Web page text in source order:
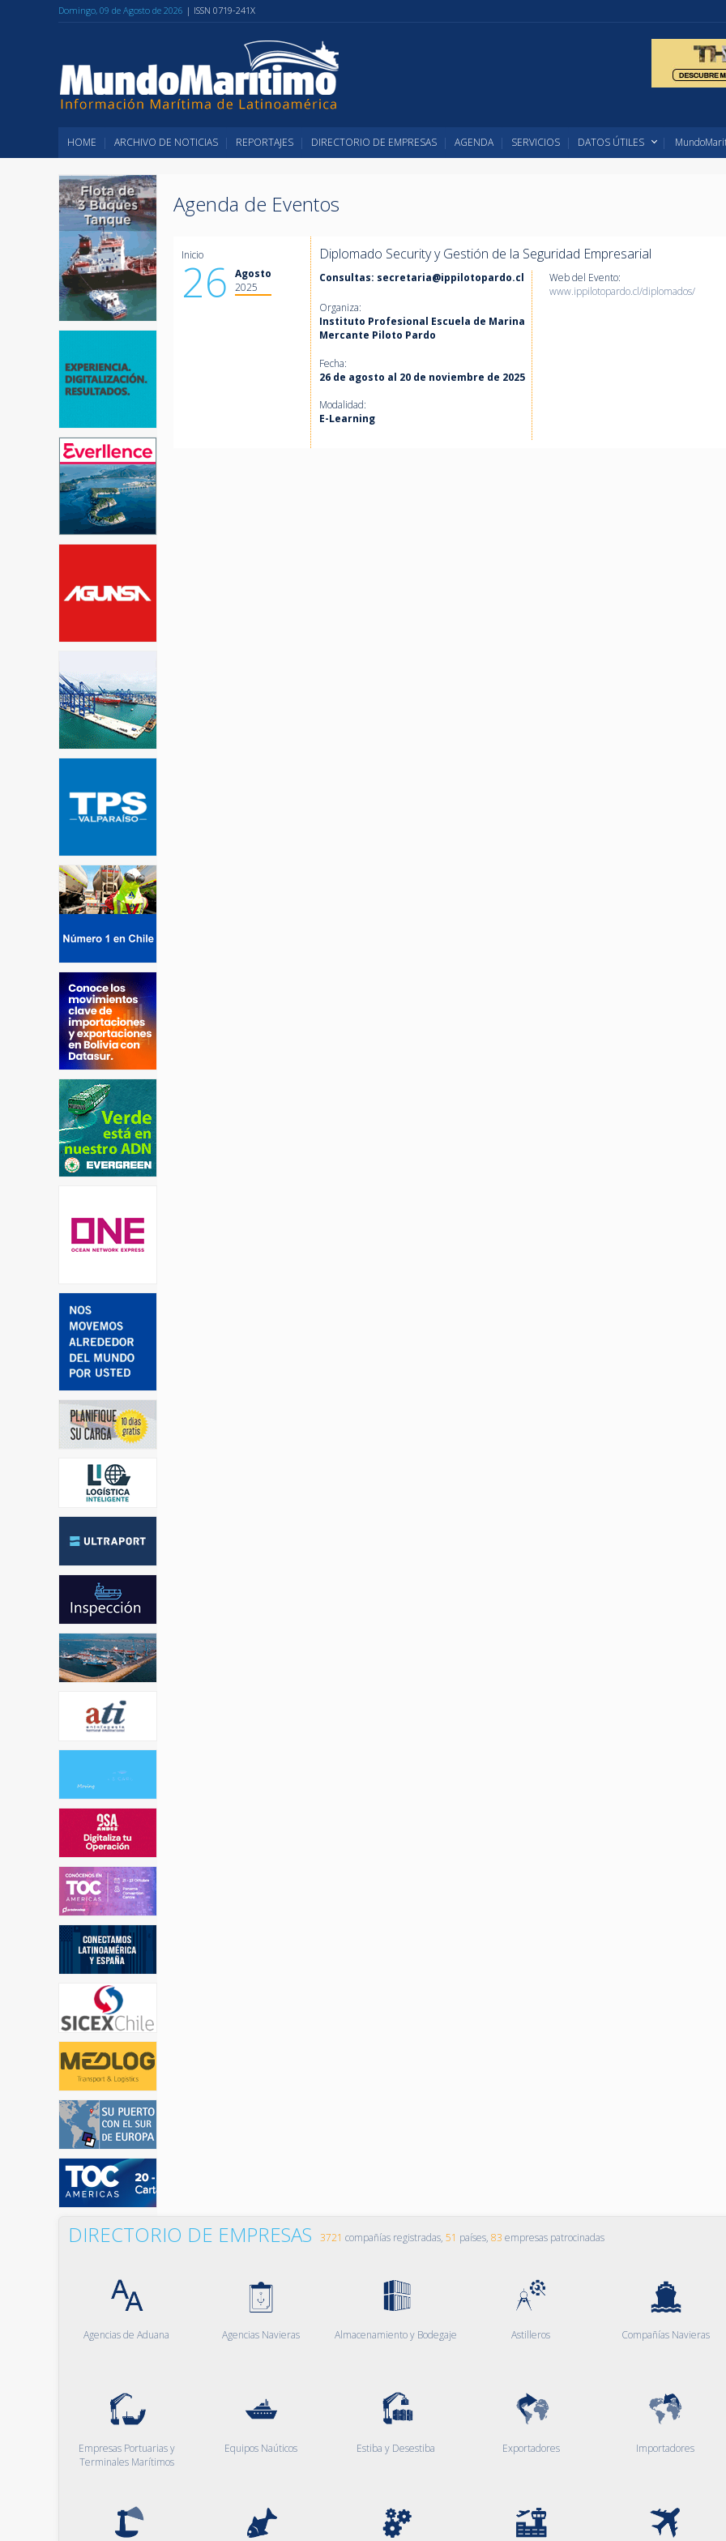
Domingo, 09 de Agosto de 2026 | ISSN 0719-241X
HOME ARCHIVO DE NOTICIAS REPORTAJES DIRECTORIO DE EMPRESAS AGENDA SERVICIOS DATOS ÚTILES
Agenda de Eventos
Inicio
26
Agosto
2025
Diplomado Security y Gestión de la Seguridad Empresarial
Consultas: secretaria@ippilotopardo.cl
Organiza:
Instituto Profesional Escuela de Marina
Mercante Piloto Pardo
Fecha:
26 de agosto al 20 de noviembre de 2025
Modalidad:
E-Learning
Web del Evento:
www.ippilotopardo.cl/diplomados/
DIRECTORIO DE EMPRESAS 3721 compañías registradas, 51 países, 83 empresas patrocinadas
Agencias de Aduana Agencias Navieras Almacenamiento y Bodegaje Astilleros Compañías Navieras
Empresas Portuarias y
Terminales Marítimos
Equipos Naúticos Estiba y Desestiba Exportadores Importadores